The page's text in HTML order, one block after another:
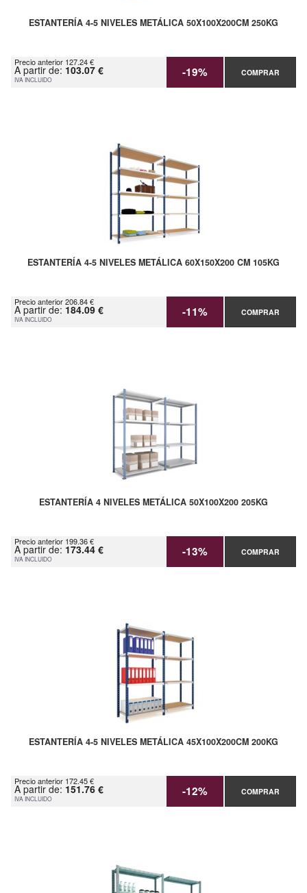
ESTANTERÍA 4-5 NIVELES METÁLICA 50X100X200CM 250KG
Precio anterior 127.24 €
A partir de: 103.07 €
IVA INCLUIDO -19% COMPRAR
ESTANTERÍA 4-5 NIVELES METÁLICA 60X150X200 CM 105KG
Precio anterior 206.84 €
A partir de: 184.09 €
IVA INCLUIDO -11% COMPRAR
ESTANTERÍA 4 NIVELES METÁLICA 50X100X200 205KG
Precio anterior 199.36 €
A partir de: 173.44 €
IVA INCLUIDO -13% COMPRAR
ESTANTERÍA 4-5 NIVELES METÁLICA 45X100X200CM 200KG
Precio anterior 172.45 €
A partir de: 151.76 €
IVA INCLUIDO -12% COMPRAR